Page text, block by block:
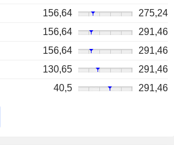
156,64
275,24
156,64
291,46
156,64
291,46
130,65
291,46
40,5 291,46